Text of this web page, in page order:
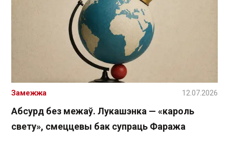
Абсурд без межаў. Лукашэнка — «кароль
свету», смеццевы бак супраць Фаража
Замежжа 12.07.2026